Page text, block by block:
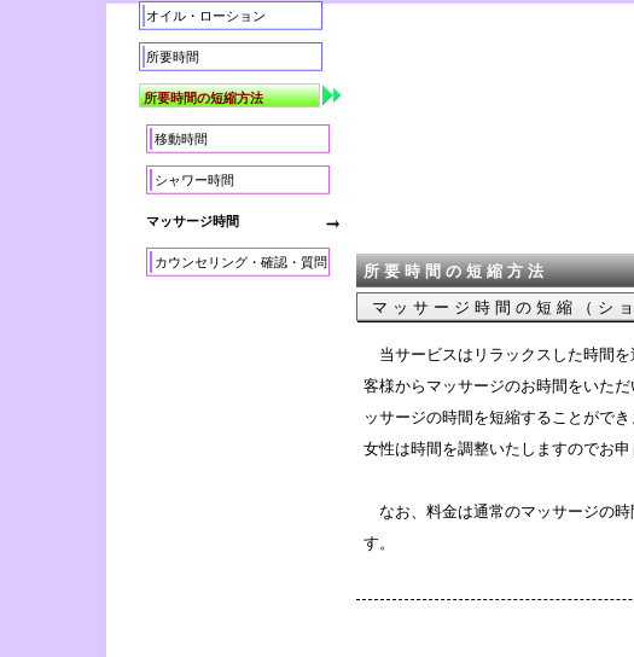
所要時間の短縮方法
マッサージ時間の短縮（シ
当サービスはリラックスした時間
客様からマッサージのお時間をいた
ッサージの時間を短縮することがで
女性は時間を調整いたしますのでお申
なお、料金は通常のマッサージの
す。
オイル・ローション
所要時間
所要時間の短縮方法
移動時間
シャワー時間
マッサージ時間
カウンセリング・確認・質問